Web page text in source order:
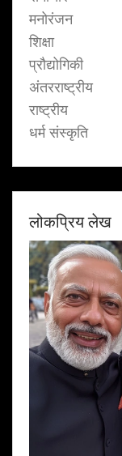
मनोरंजन
शिक्षा
प्रौद्योगिकी
अंतरराष्ट्रीय
राष्ट्रीय
धर्म संस्कृति
लोकप्रिय लेख